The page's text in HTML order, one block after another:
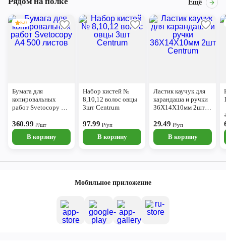
Ещё
5.0
Бумага для
копировальных
работ Svetocopy А4
360.99 ₽/шт
В корзину
Набор кистей №
8,10,12 волос овцы
3шт Centrum
97.99₽/уп
В корзину
Ластик каучук для
карандаша и ручки
36Х14Х10мм 2шт
29.49₽/уп
В корзину
Мобильное приложение